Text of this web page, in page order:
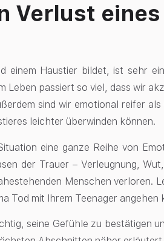
Verlust
einem Haustier bildet, ist sehr
Leben passiert so viel, dass wir
sind wir emotional reifer
leichter überwinden können.
eine ganze Reihe von
der Trauer – Verleugnung,
Menschen verloren.
Tod mit Ihrem Teenager angehen
seine Gefühle zu bestätigen